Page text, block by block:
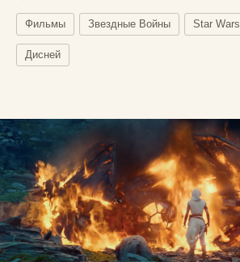
Фильмы Звездные Войны Star Wars
Дисней